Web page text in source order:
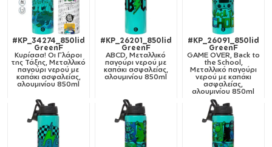
#KP_34274_850lid
GreenF
Κυρίααα! Οι Γλάροι
της Τάξης, Μεταλλικό
παγούρι νερού με
καπάκι ασφαλείας,
αλουμινίου 850ml
#KP_26201_850lid
GreenF
ABCD, Μεταλλικό
παγούρι νερού με
καπάκι ασφαλείας,
αλουμινίου 850ml
#KP_26091_850lid
GreenF
GAME OVER, Back to
the School,
Μεταλλικό παγούρι
νερού με καπάκι
ασφαλείας,
αλουμινίου 850ml